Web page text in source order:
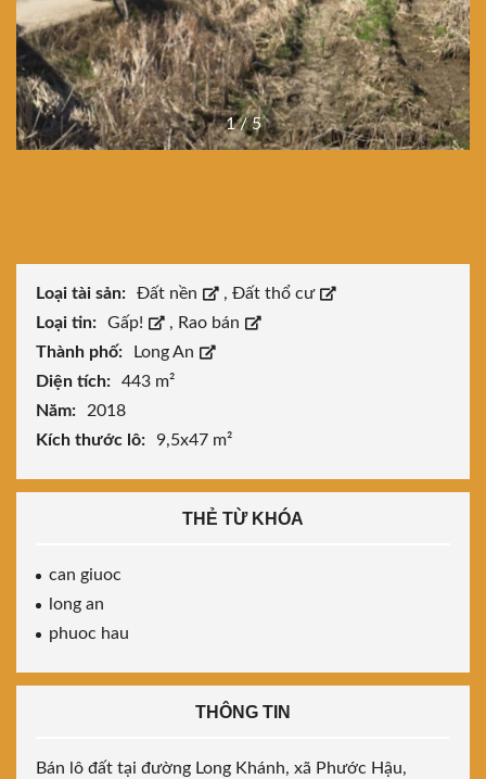
1/5
Loại tài sản: Đất nền , Đất thổ cư
Loại tin:
Gấp! , Rao bán
Thành phố:
Long An
Diện tích:
443 m²
Năm:
2018
Kích thước lô:
9,5x47 m²
THẺ TỪ KHÓA
can giuoc
long an
phuoc hau
THÔNG TIN
Bán lô đất tại đường Long Khánh, xã Phước Hậu,